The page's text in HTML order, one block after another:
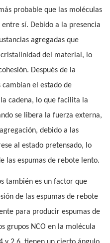
probable que las moléculas
sí. Debido a la presencia
agregadas que
del material, lo
Después de la
el estado de
cadena, lo que facilita la
se libera la fuerza externa,
debido a las
al estado pretensado, lo
las espumas de rebote lento.
también es un factor que
de las espumas de rebote
para producir espumas de
grupos NCO en la molécula